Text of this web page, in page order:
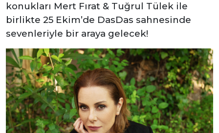
konukları Mert Fırat & Tuğrul Tülek ile
birlikte 25 Ekim’de DasDas sahnesinde
sevenleriyle bir araya gelecek!